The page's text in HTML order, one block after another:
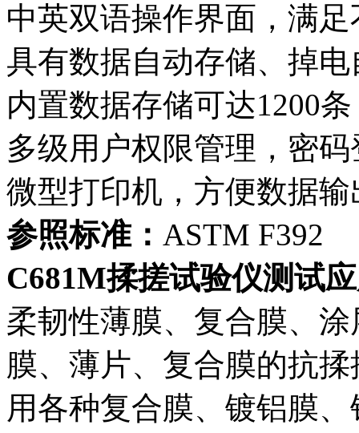
中英双语操作界面，满
具有数据自动存储、掉
内置数据存储可达1200
多级用户权限管理，密码
微型打印机，方便数据
参照标准： ASTM F392
C681M揉搓试验仪测试
柔韧性薄膜、复合膜、
膜、薄片、复合膜的抗
用各种复合膜、镀铝膜